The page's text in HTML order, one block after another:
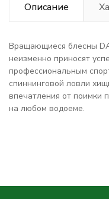
Описание
Вращающиеся блесны
неизменно приносят
профессиональным
спиннинговой ловли
впечатления от поимки
на любом водоеме.